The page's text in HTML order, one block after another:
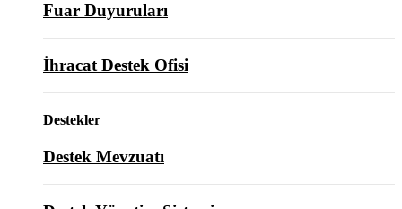
Fuar Duyuruları
İhracat Destek Ofisi
Destekler
Destek Mevzuatı